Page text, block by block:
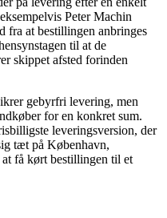
Peter Machin
fra at bestillingen anbringes
til at de
skippet afsted forinden
gebyrfri levering, men
for en konkret sum.
leveringsversion, der
tæt på København,
få kørt bestillingen til et